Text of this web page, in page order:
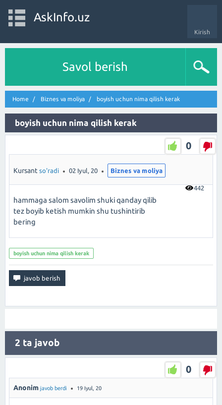
Kirish
AskInfo.uz
Savol berish
Home Biznes va moliya boyish uchun nima qilish kerak
boyish uchun nima qilish kerak
0
442
Kursant so'radi 02 Iyul, 20 Biznes va moliya
hammaga salom savolim shuki qanday qilib
tez boyib ketish mumkin shu tushintirib
bering
boyish uchun nima qilish kerak
2 ta javob
0
Anonim javob berdi 19 Iyul, 20